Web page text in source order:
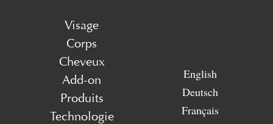
Visage
Corps
Cheveux
Add-on
Produits
Technologie
English
Deutsch
Français